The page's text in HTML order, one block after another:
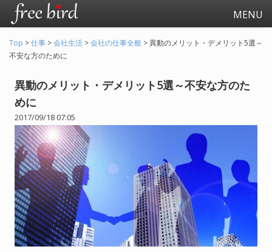
MENU
起業
会社生活
会社の仕事全般
会社の人間関係
退職関連
Top >仕事 >会社生活 >会社の仕事全般 >異動のメリット・デメリット5選～
不安な方のために
異動のメリット・デメリット5選～不安な方のた
めに
2017/09/18 07:05